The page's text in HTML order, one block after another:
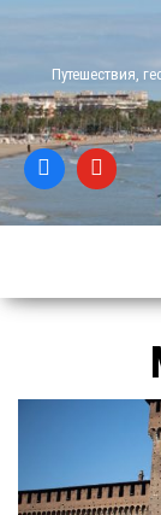
content
Путешествия,